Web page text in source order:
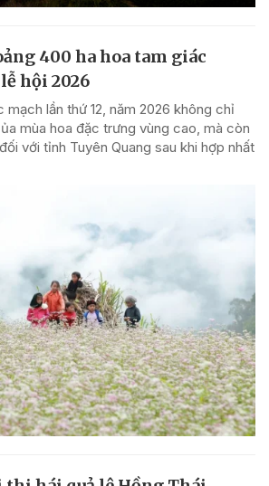
400 ha hoa tam giác
hội 2026
mạch lần thứ 12, năm 2026 không chỉ
mùa hoa đặc trưng vùng cao, mà còn
với tỉnh Tuyên Quang sau khi hợp nhất